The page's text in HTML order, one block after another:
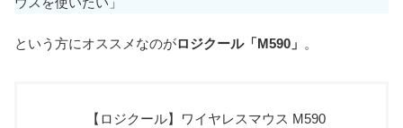
という方にオススメなのがロジクール「M590」 。
【ロジクール】ワイヤレスマウス M590